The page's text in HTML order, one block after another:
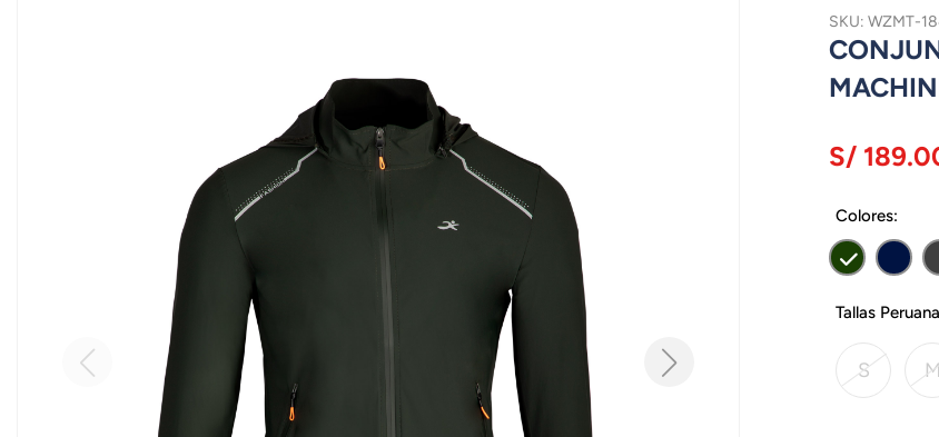
SKU: WZMT-
S/
Colores:
Tallas
S